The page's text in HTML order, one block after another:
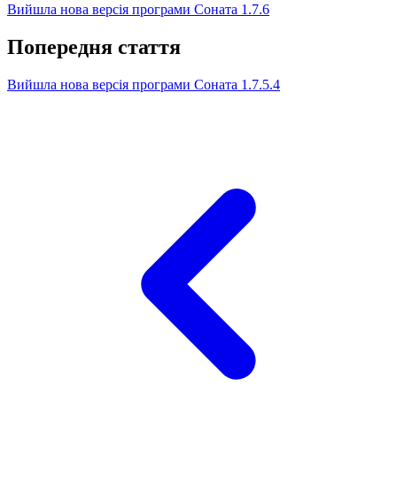
Вийшла нова версія програми Соната 1.7.6
Попередня стаття
Вийшла нова версія програми Соната 1.7.5.4